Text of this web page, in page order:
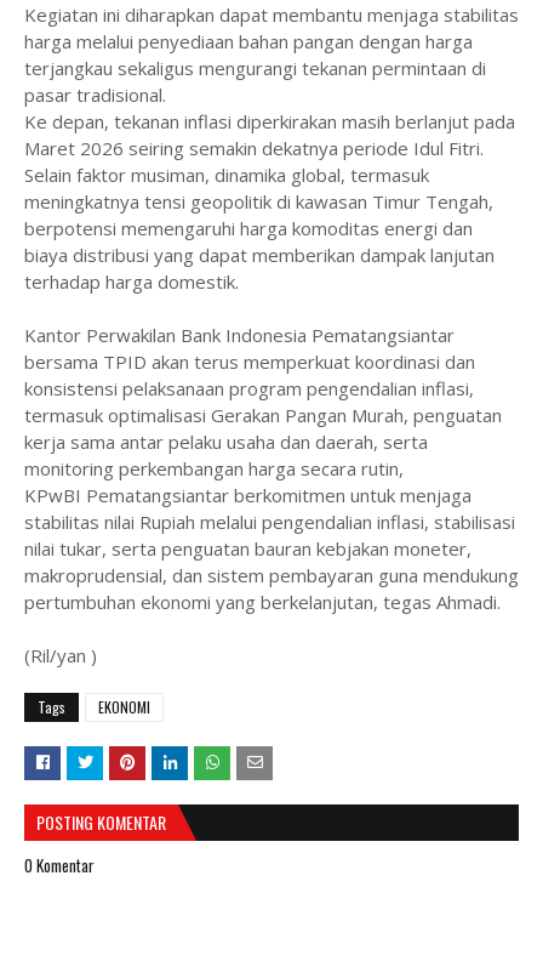
Kegiatan ini diharapkan dapat membantu menjaga stabilitas
harga melalui penyediaan bahan pangan dengan harga
terjangkau sekaligus mengurangi tekanan permintaan di
pasar tradisional.
Ke depan, tekanan inflasi diperkirakan masih berlanjut pada
Maret 2026 seiring semakin dekatnya periode Idul Fitri.
Selain faktor musiman, dinamika global, termasuk
meningkatnya tensi geopolitik di kawasan Timur Tengah,
berpotensi memengaruhi harga komoditas energi dan
biaya distribusi yang dapat memberikan dampak lanjutan
terhadap harga domestik.
Kantor Perwakilan Bank Indonesia Pematangsiantar
bersama TPID akan terus memperkuat koordinasi dan
konsistensi pelaksanaan program pengendalian inflasi,
termasuk optimalisasi Gerakan Pangan Murah, penguatan
kerja sama antar pelaku usaha dan daerah, serta
monitoring perkembangan harga secara rutin,
KPwBI Pematangsiantar berkomitmen untuk menjaga
stabilitas nilai Rupiah melalui pengendalian inflasi, stabilisasi
nilai tukar, serta penguatan bauran kebjakan moneter,
makroprudensial, dan sistem pembayaran guna mendukung
pertumbuhan ekonomi yang berkelanjutan, tegas Ahmadi.
(Ril/yan )
Tags EKONOMI
POSTING KOMENTAR
0 Komentar